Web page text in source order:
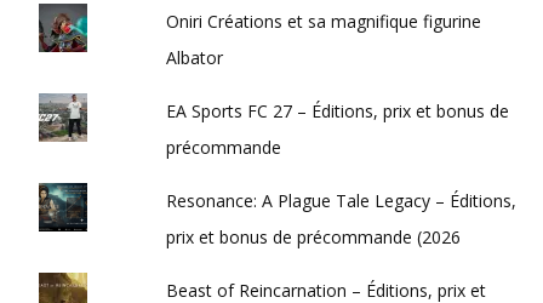
Oniri Créations et sa magnifique figurine
Albator
EA Sports FC 27 – Éditions, prix et bonus de
précommande
Resonance: A Plague Tale Legacy – Éditions,
prix et bonus de précommande (2026
Beast of Reincarnation – Éditions, prix et